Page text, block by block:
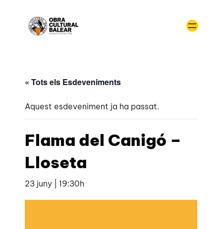
« Tots els Esdeveniments
Aquest esdeveniment ja ha passat.
Flama del Canigó –
Lloseta
23 juny | 19:30h